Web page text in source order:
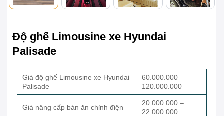
Độ ghế Limousine xe Hyundai
Palisade
Giá độ ghế Limousine xe Hyundai
Palisade
60.000.000 –
120.000.000
Giá nâng cấp bàn ăn chỉnh điện
20.000.000 –
22.000.000